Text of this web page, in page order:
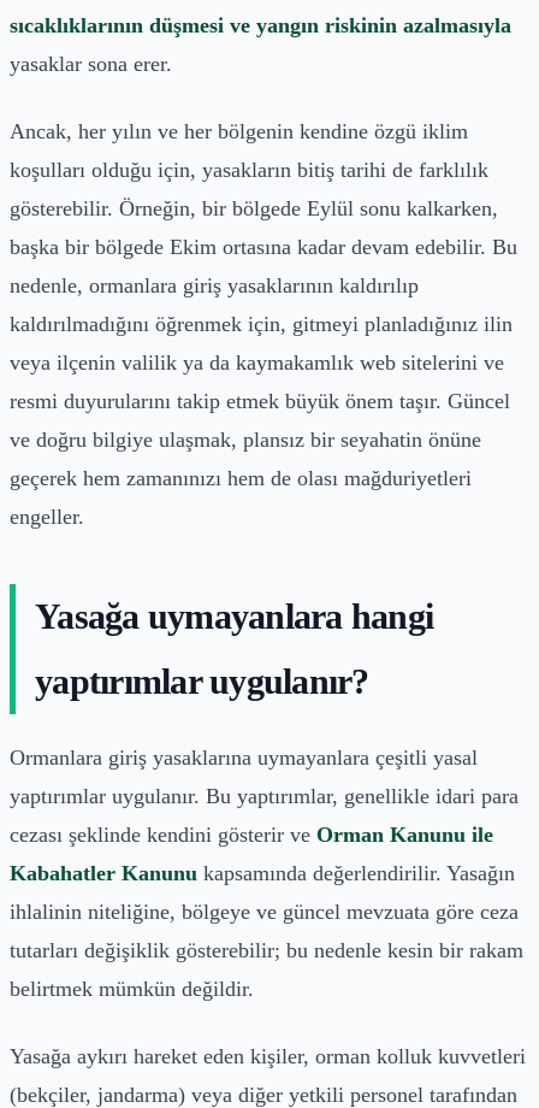
sıcaklıklarının düşmesi ve yangın riskinin azalmasıyla
yasaklar sona erer.
Ancak, her yılın ve her bölgenin kendine özgü iklim
koşulları olduğu için, yasakların bitiş tarihi de farklılık
gösterebilir. Örneğin, bir bölgede Eylül sonu kalkarken,
başka bir bölgede Ekim ortasına kadar devam edebilir. Bu
nedenle, ormanlara giriş yasaklarının kaldırılıp
kaldırılmadığını öğrenmek için, gitmeyi planladığınız ilin
veya ilçenin valilik ya da kaymakamlık web sitelerini ve
resmi duyurularını takip etmek büyük önem taşır. Güncel
ve doğru bilgiye ulaşmak, plansız bir seyahatin önüne
geçerek hem zamanınızı hem de olası mağduriyetleri
engeller.
Yasağa uymayanlara hangi
yaptırımlar uygulanır?
Ormanlara giriş yasaklarına uymayanlara çeşitli yasal
yaptırımlar uygulanır. Bu yaptırımlar, genellikle idari para
cezası şeklinde kendini gösterir ve Orman Kanunu ile
Kabahatler Kanunu kapsamında değerlendirilir. Yasağın
ihlalinin niteliğine, bölgeye ve güncel mevzuata göre ceza
tutarları değişiklik gösterebilir; bu nedenle kesin bir rakam
belirtmek mümkün değildir.
Yasağa aykırı hareket eden kişiler, orman kolluk kuvvetleri
(bekçiler, jandarma) veya diğer yetkili personel tarafından